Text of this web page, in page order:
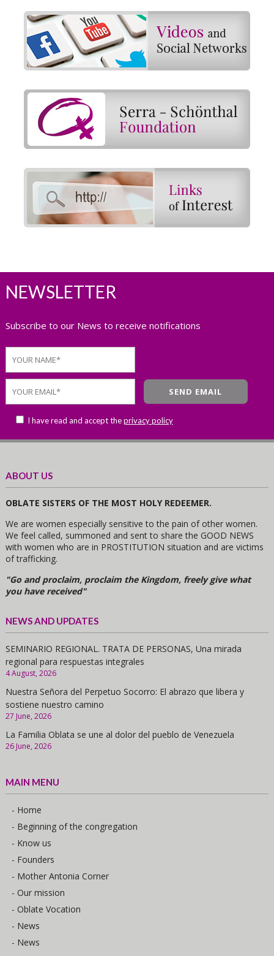
NEWSLETTER
Subscribe to our News to receive notifications
I have read and accept theprivacy policy
ABOUT US
OBLATE SISTERS OF THE MOST HOLY REDEEMER.
We are women especially sensitive to the pain of other women.
We feel called, summoned and sent to share the GOOD NEWS
with women who are in PROSTITUTION situation and are victims
of trafficking.
"Go and proclaim, proclaim the Kingdom, freely give what
you have received"
NEWS AND UPDATES
SEMINARIO REGIONAL. TRATA DE PERSONAS, Una mirada
regional para respuestas integrales
4 August, 2026
Nuestra Señora del Perpetuo Socorro: El abrazo que libera y
sostiene nuestro camino
27 June, 2026
La Familia Oblata se une al dolor del pueblo de Venezuela
26 June, 2026
MAIN MENU
- Home
- Beginning of the congregation
- Know us
- Founders
- Mother Antonia Corner
- Our mission
- Oblate Vocation
- News
- News